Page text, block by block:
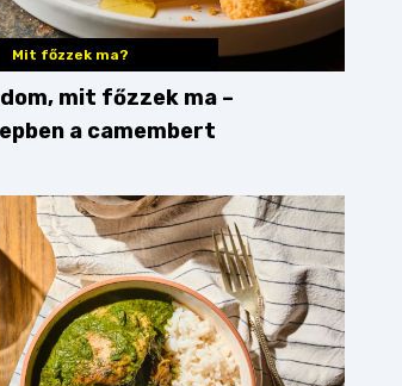
Mit főzzek ma?
mit főzzek ma –
a camembert